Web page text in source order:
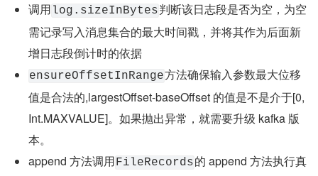
调用 log.sizeInBytes判断该日志段是否为空，为空
需记录写入消息集合的最大时间戳，并将其作为后面新
增日志段倒计时的依据
ensureOffsetInRange方法确保输入参数最大位移
值是合法的,largestOffset-baseOffset 的值是不是介于[0,
Int.MAXVALUE]。如果抛出异常，就需要升级 kafka 版
本。
append 方法调用FileRecords的 append 方法执行真